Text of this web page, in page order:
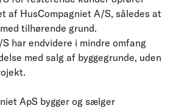
af HusCompagniet A/S, således at
tilhørende grund.
har endvidere i mindre omfang
med salg af byggegrunde, uden
ApS bygger og sælger